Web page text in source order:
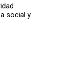
social y